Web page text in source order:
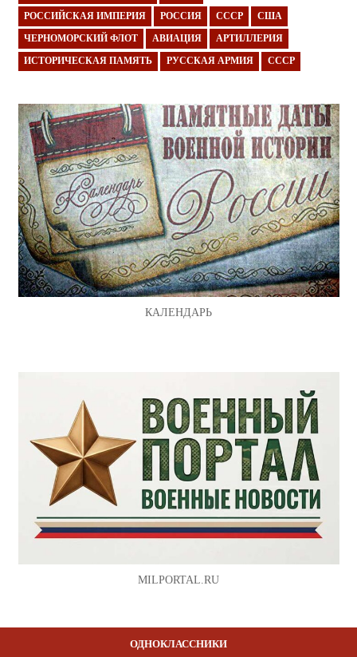
РОССИЙСКАЯ ИМПЕРИЯ РОССИЯ СССР США
ЧЕРНОМОРСКИЙ ФЛОТ АВИАЦИЯ АРТИЛЛЕРИЯ
ИСТОРИЧЕСКАЯ ПАМЯТЬ РУССКАЯ АРМИЯ СССР
КАЛЕНДАРЬ
MILPORTAL.RU
ОДНОКЛАССНИКИ